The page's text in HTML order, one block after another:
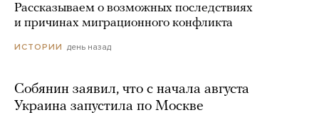
Рассказываем о возможных последствиях
и причинах миграционного конфликта
ИСТОРИИ день назад
Собянин заявил, что с начала августа
Украина запустила по Москве